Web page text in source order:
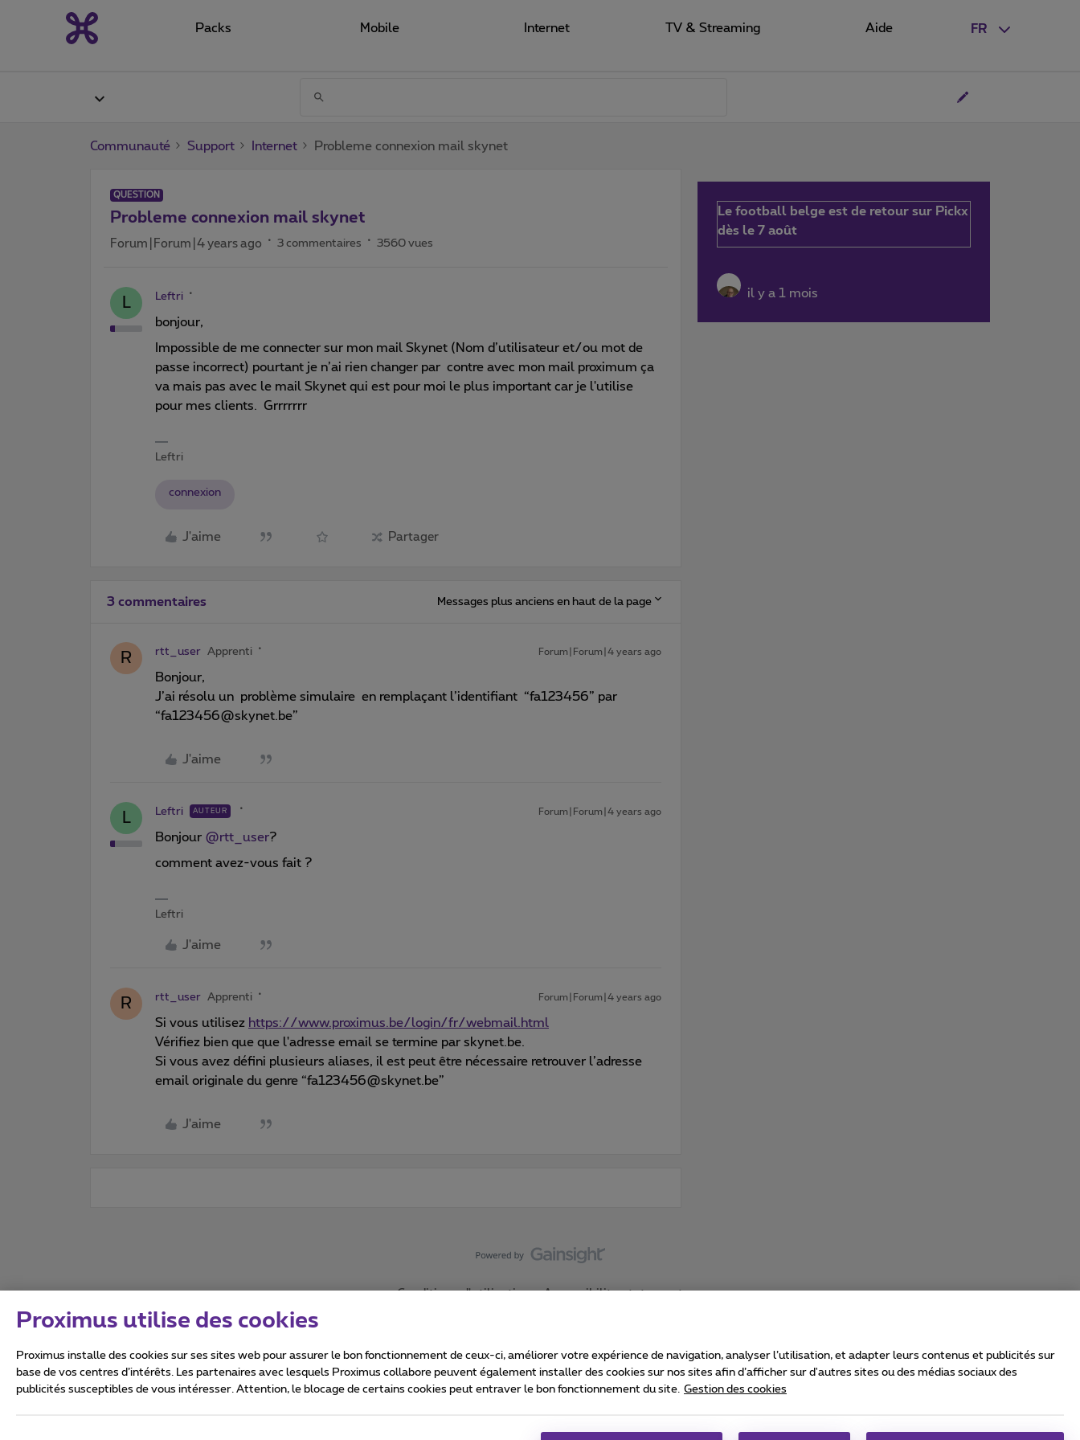
FR
Packs Mobile Internet TV & Streaming Aide
Communauté Support Internet Probleme connexion mail skynet
QUESTION
Probleme connexion mail skynet
Forum|Forum|4 years ago 3 commentaires 3560 vues
L Leftri
bonjour,
Impossible de me connecter sur mon mail Skynet (Nom d’utilisateur et/ou mot de
passe incorrect) pourtant je n’ai rien changer par contre avec mon mail proximum ça
va mais pas avec le mail Skynet qui est pour moi le plus important car je l'utilise
pour mes clients. Grrrrrrr
Leftri
connexion
J'aime Partager
3 commentaires Messages plus anciens en haut de la page
R rtt_user Apprenti Forum|Forum|4 years ago
Bonjour,
J’ai résolu un problème simulaire en remplaçant l’identifiant “fa123456” par
“fa123456@skynet.be”
J'aime
L Leftri AUTEUR Forum|Forum|4 years ago
Bonjour @rtt_user?
comment avez-vous fait ?
Leftri
J'aime
R rtt_user Apprenti Forum|Forum|4 years ago
Si vous utilisez https://www.proximus.be/login/fr/webmail.html
Vérifiez bien que que l'adresse email se termine par skynet.be.
Si vous avez défini plusieurs aliases, il est peut être nécessaire retrouver l’adresse
email originale du genre “fa123456@skynet.be”
J'aime
Le football belge est de retour sur Pickx
dès le 7 août
il y a 1 mois
Conditions d'utilisation Accessibility statement
Tous droits réservés. ©2026Proximus
Carrier & Wholesale Solutions
Proximus utilise des cookies
Proximus installe des cookies sur ses sites web pour assurer le bon fonctionnement de ceux-ci, améliorer votre expérience de navigation, analyser l’utilisation, et adapter leurs contenus et publicités sur
base de vos centres d’intérêts. Les partenaires avec lesquels Proximus collabore peuvent également installer des cookies sur nos sites afin d’afficher sur d'autres sites ou des médias sociaux des
publicités susceptibles de vous intéresser. Attention, le blocage de certains cookies peut entraver le bon fonctionnement du site. Gestion des cookies